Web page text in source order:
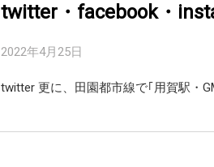
twitter・facebook・
2022年4月25日
twitter 更に、田園都市線で｢用賀駅・